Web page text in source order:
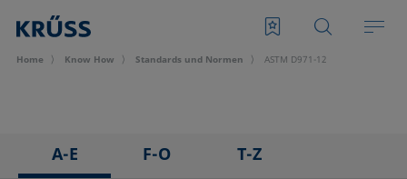
Home Know How Standards und Normen ASTM D971-12
A-E F-O T-Z